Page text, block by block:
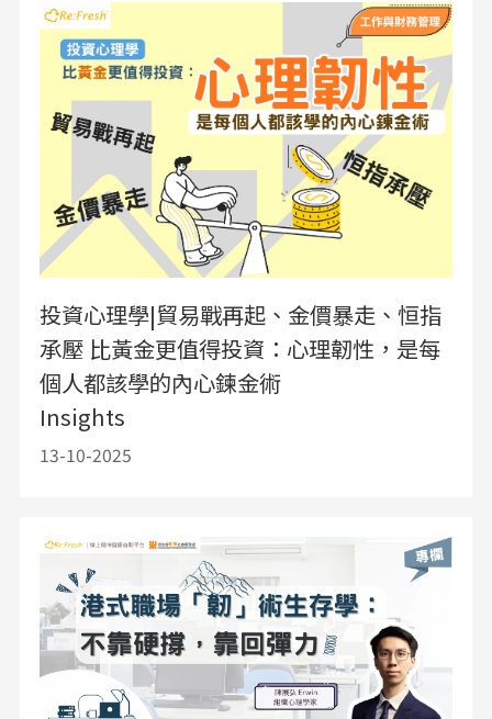
投資心理學|貿易戰再起、金價暴走、恒指
承壓 比黃金更值得投資：心理韌性，是每
個人都該學的內心鍊金術
Insights
13-10-2025